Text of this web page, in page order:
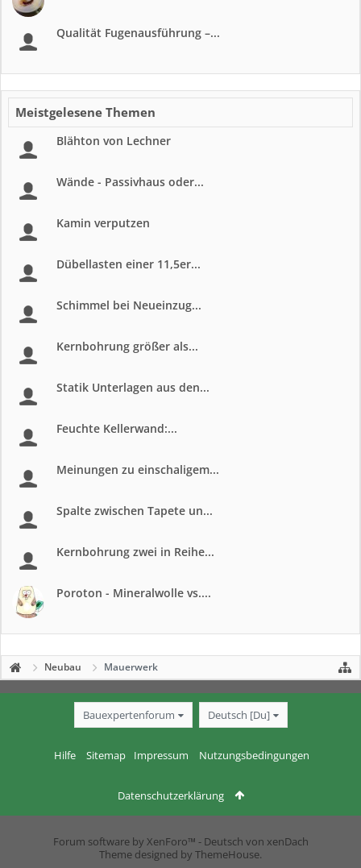
Qualität Fugenausführung –...
Meistgelesene Themen
Blähton von Lechner
Wände - Passivhaus oder...
Kamin verputzen
Dübellasten einer 11,5er...
Schimmel bei Neueinzug...
Kernbohrung größer als...
Statik Unterlagen aus den...
Feuchte Kellerwand:...
Meinungen zu einschaligem...
Spalte zwischen Tapete un...
Kernbohrung zwei in Reihe...
Poroton - Mineralwolle vs....
Neubau Mauerwerk
Bauexpertenforum Deutsch [Du]
Hilfe Sitemap Impressum Nutzungsbedingungen
Datenschutzerklärung
Forum software by XenForo™ - Deutsch von xenDach
Theme designed by ThemeHouse.